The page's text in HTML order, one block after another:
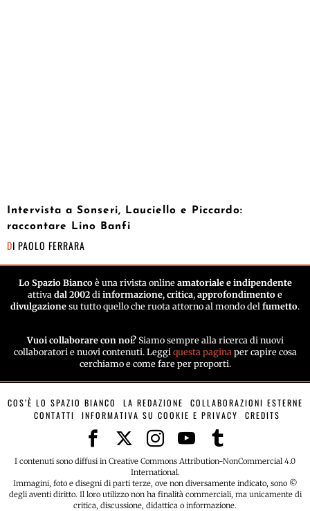
Intervista a Sonseri, Lauciello e Piccardo:
raccontare Lino Banfi
DI PAOLO FERRARA
Lo Spazio Biancoè una rivista online amatoriale e indipendente
attiva dal 2002 di informazione, critica, approfondimento e
divulgazione su tutto quello che ruota attorno al mondo del fumetto.
Vuoi collaborare con noi? Siamo sempre alla ricerca di nuovi
collaboratori e nuovi contenuti. Leggi questa paginaper capire cosa
cerchiamo e come fare per proporti.
COS’È LO SPAZIO BIANCO LA REDAZIONE
COLLABORAZIONI ESTERNE
CONTATTI
INFORMATIVA SU COOKIE E PRIVACY CREDITS
I contenuti sono diffusi in Creative Commons Attribution-NonCommercial 4.0
International.
Immagini, foto e disegni di parti terze, ove non diversamente indicato, sono ©
degli aventi diritto. Il loro utilizzo non ha finalità commerciali, ma unicamente di
critica, discussione, didattica o informazione.